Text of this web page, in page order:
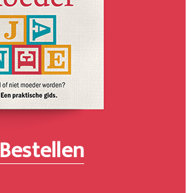
Bestellen